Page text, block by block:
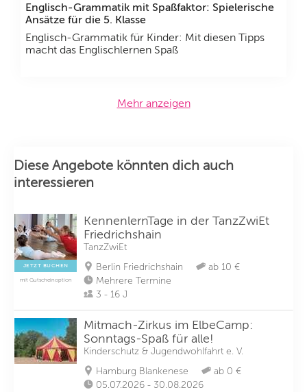
Englisch-Grammatik mit Spaßfaktor: Spielerische
Ansätze für die 5. Klasse
Englisch-Grammatik für Kinder: Mit diesen Tipps
macht das Englischlernen Spaß
Mehr anzeigen
Diese Angebote könnten dich auch
interessieren
JETZT BUCHEN
mit Gutscheinoption
KennenlernTage in der TanzZwiEt
Friedrichshain
TanzZwiEt
Berlin Friedrichshain
ab 10 €
Mehrere Termine
3 - 16 J
Mitmach-Zirkus im ElbeCamp:
Sonntags-Spaß für alle!
Kinderschutz & Jugendwohlfahrt e. V.
Hamburg Blankenese
ab 0 €
05.07.2026 - 30.08.2026